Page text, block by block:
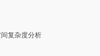
间复杂度分析